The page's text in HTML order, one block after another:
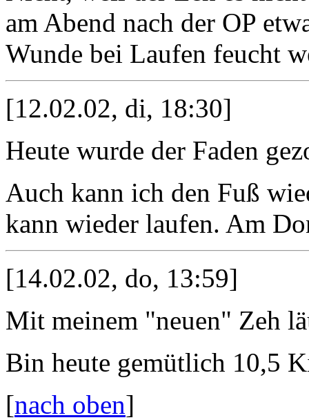
am Abend nach der OP
Wunde bei Laufen feucht
[12.02.02, di, 18:30]
Heute wurde der Faden
Auch kann ich den Fuß
kann wieder laufen. Am
[14.02.02, do, 13:59]
Mit meinem "neuen" Zeh
Bin heute gemütlich 10,5
[nach oben]